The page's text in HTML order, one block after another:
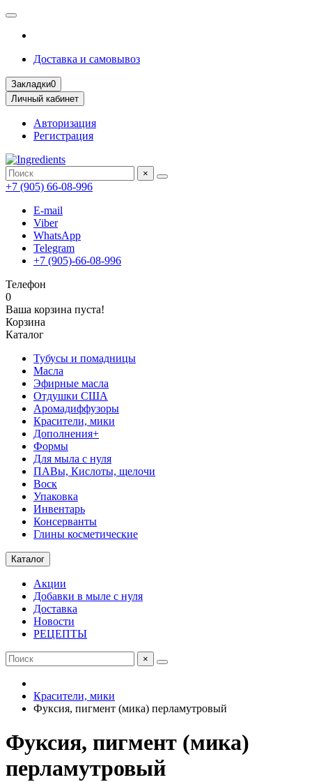
Доставка и самовывоз
Закладки0
Личный кабинет
Авторизация
Регистрация
×
+7 (905) 66-08-996
E-mail
Viber
WhatsApp
Telegram
+7 (905)-66-08-996
Телефон
0
Ваша корзина пуста!
Корзина
Каталог
Тубусы и помадницы
Масла
Эфирные масла
Отдушки США
Аромадиффузоры
Красители, мики
Дополнения+
Формы
Для мыла с нуля
ПАВы, Кислоты, щелочи
Воск
Упаковка
Инвентарь
Консерванты
Глины косметические
Каталог
Акции
Добавки в мыле с нуля
Доставка
Новости
РЕЦЕПТЫ
×
Красители, мики
Фуксия, пигмент (мика) перламутровый
Фуксия, пигмент (мика)
перламутровый